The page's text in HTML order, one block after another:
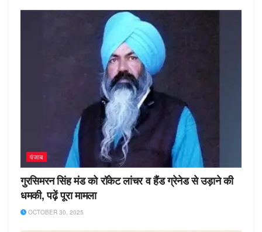
पंजाब
गुरसिमरन सिंह मंड को रॉकेट लांचर व हैंड ग्रेनेड से उड़ाने की
धमकी, पढ़ें पूरा मामला
OCTOBER 30, 2025